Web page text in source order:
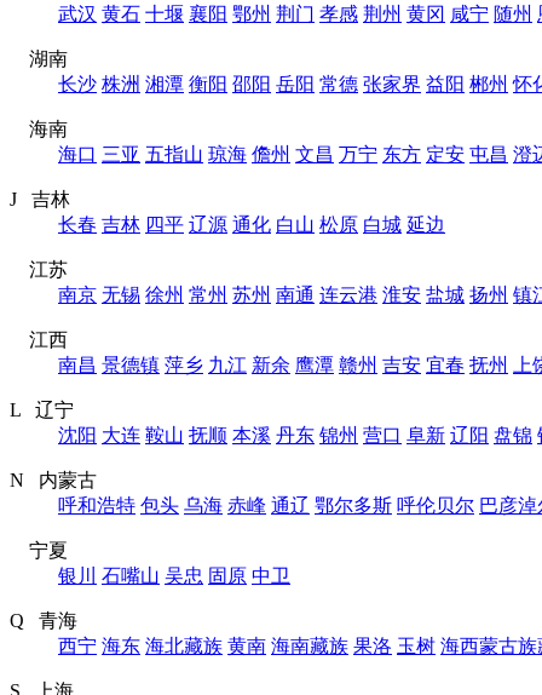
武汉 黄石 十堰 襄阳 鄂州 荆门 孝感 荆州 黄冈 咸宁 随州
湖南
长沙 株洲 湘潭 衡阳 邵阳 岳阳 常德 张家界 益阳 郴州 怀
海南
海口 三亚 五指山 琼海 儋州 文昌 万宁 东方 定安 屯昌 澄
J 吉林
长春 吉林 四平 辽源 通化 白山 松原 白城 延边
江苏
南京 无锡 徐州 常州 苏州 南通 连云港 淮安 盐城 扬州 镇
江西
南昌 景德镇 萍乡 九江 新余 鹰潭 赣州 吉安 宜春 抚州 上
L 辽宁
沈阳 大连 鞍山 抚顺 本溪 丹东 锦州 营口 阜新 辽阳 盘锦
N 内蒙古
呼和浩特 包头 乌海 赤峰 通辽 鄂尔多斯 呼伦贝尔 巴彦淖
宁夏
银川
石嘴山 吴忠 固原 中卫
Q 青海
西宁 海东 海北藏族 黄南 海南藏族 果洛 玉树 海西蒙古族
S 上海